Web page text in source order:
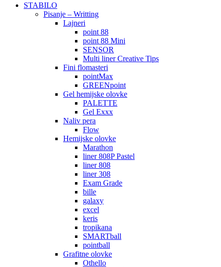
STABILO
Pisanje – Writting
Lajneri
point 88
point 88 Mini
SENSOR
Multi liner Creative Tips
Fini flomasteri
pointMax
GREENpoint
Gel hemijske olovke
PALETTE
Gel Exxx
Naliv pera
Flow
Hemijske olovke
Marathon
liner 808P Pastel
liner 808
liner 308
Exam Grade
bille
galaxy
excel
keris
tropikana
SMARTball
pointball
Grafitne olovke
Othello